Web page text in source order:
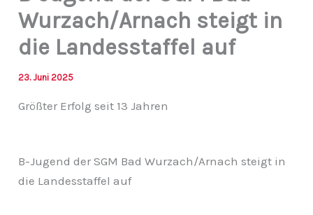
Wurzach/Arnach steigt in
die Landesstaffel auf
23. Juni 2025
Größter Erfolg seit 13 Jahren
B-Jugend der SGM Bad Wurzach/Arnach steigt in
die Landesstaffel auf